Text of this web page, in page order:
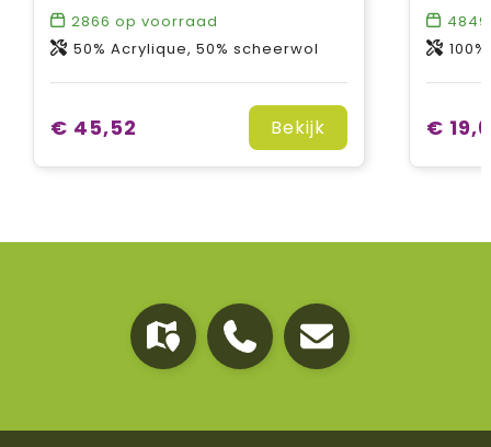
2866 op voorraad
50% Acrylique, 50% scheerwol
€ 45,52 Bekijk
4849
€